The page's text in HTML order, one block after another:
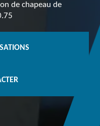
de chapeau de